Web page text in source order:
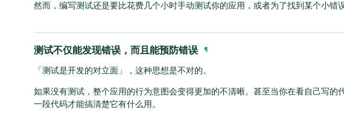
然而，编写测试还是要比花费几个小时手动测试你的应用，或者为了找到某个小错
测试不仅能发现错误，而且能预防错误 ¶
「测试是开发的对立面」，这种思想是不对的。
如果没有测试，整个应用的行为意图会变得更加的不清晰。甚至当你在看自己写的
一段代码才能搞清楚它有什么用。